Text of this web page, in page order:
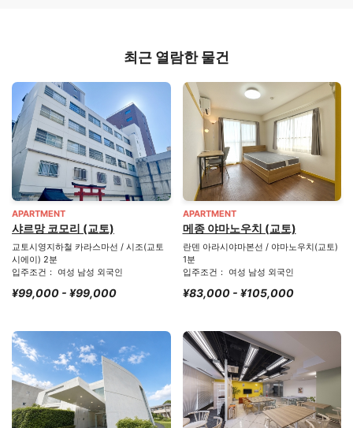
최근 열람한 물건
APARTMENT
샤르망 코모리 (교토)
교토시영지하철 카라스마선 / 시조(교토
시에이) 2분
입주조건： 여성 남성 외국인
¥99,000 - ¥99,000
APARTMENT
메종 야마노우치 (교토)
란덴 아라시야마본선 / 야마노우치(교토)
1분
입주조건： 여성 남성 외국인
¥83,000 - ¥105,000